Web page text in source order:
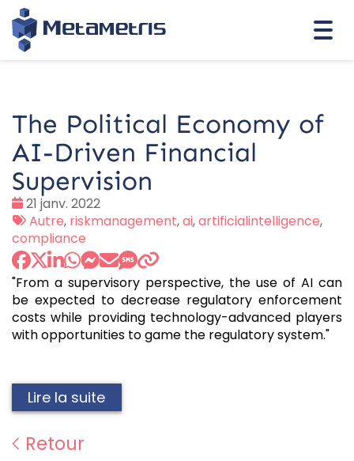
The Political Economy of
AI-Driven Financial
Supervision
Date
:
21 janv. 2022
Tags
:
Autre, riskmanagement,ai,artificialintelligence,
compliance
"From a supervisory perspective, the use of AI can
be expected to decrease regulatory enforcement
costs while providing technology-advanced players
with opportunities to game the regulatory system."
Lire la suite
Retour